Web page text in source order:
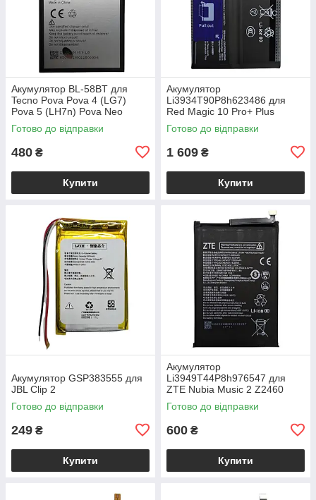
Акумулятор BL-58BT для
Tecno Pova Pova 4 (LG7)
Pova 5 (LH7n) Pova Neo
Готово до відправки
480 ₴
Купити
Акумулятор
Li3934T90P8h623486 для
Red Magic 10 Pro+ Plus
Готово до відправки
1 609 ₴
Купити
Акумулятор GSP383555 для
JBL Clip 2
Готово до відправки
249 ₴
Купити
Акумулятор
Li3949T44P8h976547 для
ZTE Nubia Music 2 Z2460
Готово до відправки
600 ₴
Купити